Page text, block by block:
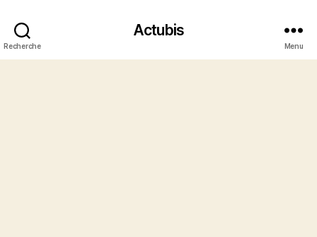
Recherche
Actubis
Menu